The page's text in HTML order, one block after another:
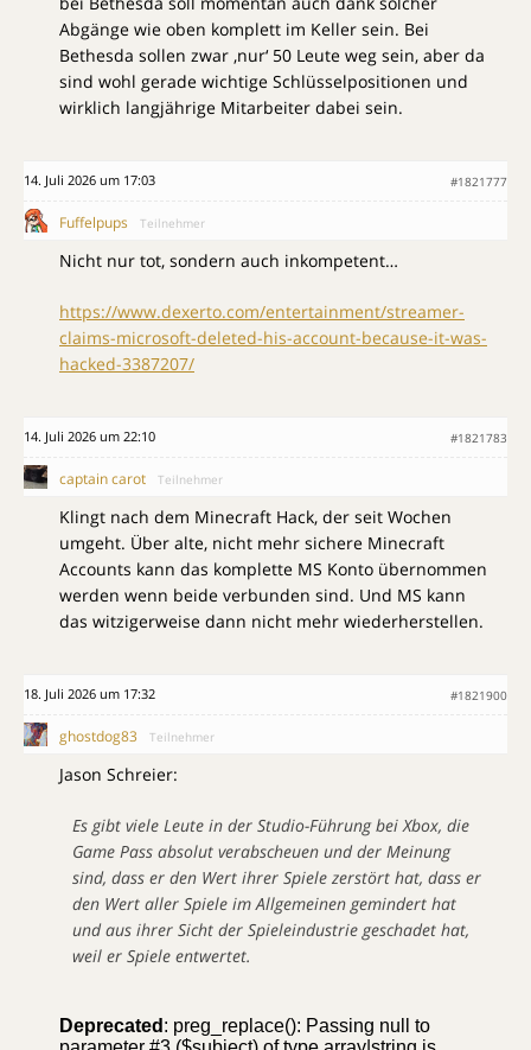
Abgänge wie oben komplett im Keller sein. Bei
Bethesda sollen zwar ‚nur‘ 50 Leute weg sein, aber da
sind wohl gerade wichtige Schlüsselpositionen und
wirklich langjährige Mitarbeiter dabei sein.
14. Juli 2026 um 17:03 #1821777
Fuffelpups Teilnehmer
Nicht nur tot, sondern auch inkompetent…
https://www.dexerto.com/entertainment/streamer-
claims-microsoft-deleted-his-account-because-it-was-
hacked-3387207/
14. Juli 2026 um 22:10 #1821783
captain carot Teilnehmer
Klingt nach dem Minecraft Hack, der seit Wochen
umgeht. Über alte, nicht mehr sichere Minecraft
Accounts kann das komplette MS Konto übernommen
werden wenn beide verbunden sind. Und MS kann
das witzigerweise dann nicht mehr wiederherstellen.
18. Juli 2026 um 17:32 #1821900
ghostdog83 Teilnehmer
Jason Schreier:
Es gibt viele Leute in der Studio-Führung bei Xbox, die
Game Pass absolut verabscheuen und der Meinung
sind, dass er den Wert ihrer Spiele zerstört hat, dass er
den Wert aller Spiele im Allgemeinen gemindert hat
und aus ihrer Sicht der Spieleindustrie geschadet hat,
weil er Spiele entwertet.